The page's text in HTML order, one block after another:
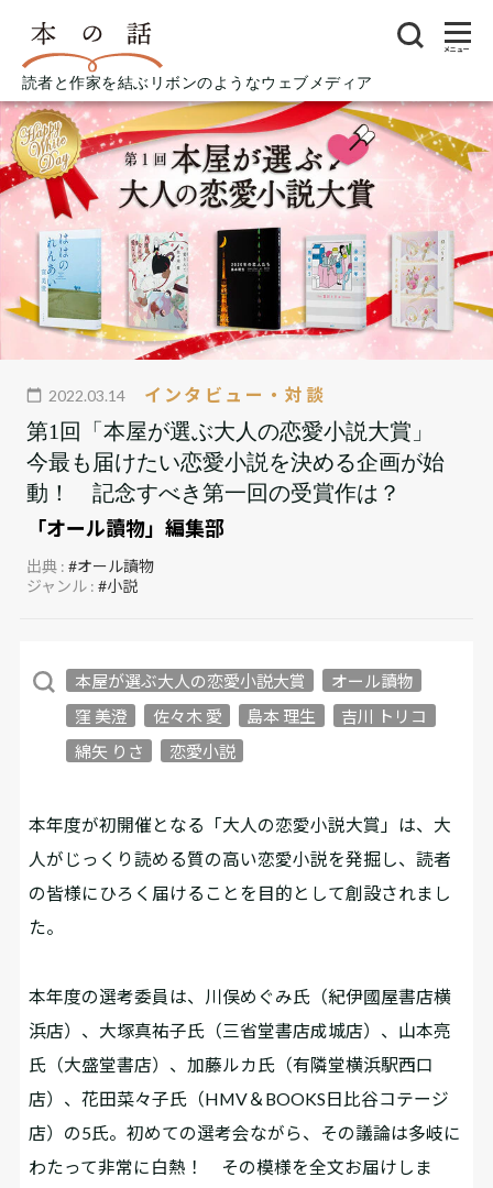
読者と作家を結ぶリボンのようなウェブメディア
メニュー
2022.03.14 インタビュー・対談
第1回「本屋が選ぶ大人の恋愛小説大賞」
今最も届けたい恋愛小説を決める企画が始
動！ 記念すべき第一回の受賞作は？
「オール讀物」編集部
出典 :#オール讀物
ジャンル :#小説
本屋が選ぶ大人の恋愛小説大賞
オール讀物
窪 美澄
佐々木 愛 島本 理生
吉川 トリコ
綿矢 りさ
恋愛小説
本年度が初開催となる「大人の恋愛小説大賞」は、大
人がじっくり読める質の高い恋愛小説を発掘し、読者
の皆様にひろく届けることを目的として創設されまし
た。
本年度の選考委員は、川俣めぐみ氏（紀伊國屋書店横
浜店）、大塚真祐子氏（三省堂書店成城店）、山本亮
氏（大盛堂書店）、加藤ルカ氏（有隣堂横浜駅西口
店）、花田菜々子氏（HMV＆BOOKS日比谷コテージ
店）の5氏。初めての選考会ながら、その議論は多岐に
わたって非常に白熱！ その模様を全文お届けしま